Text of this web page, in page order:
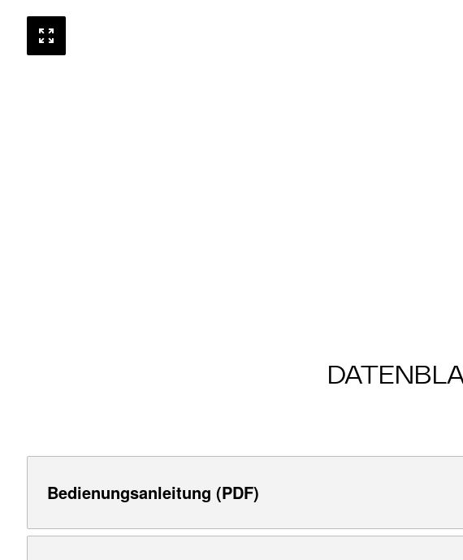
Bedienungsanleitung (PDF)